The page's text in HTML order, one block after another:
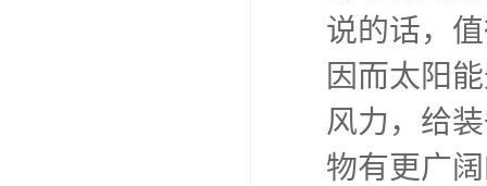
说的话，
因而太阳
风力，给
物有更广